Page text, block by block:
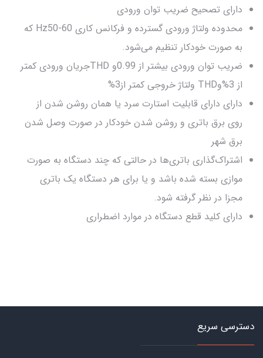
دارای تصحیح ضریب توان ورودی
محدوده ولتاژ ورودی گسترده و فرکانس کاری Hz50-60 که
به صورت خودکار تنظیم می‌شود.
ضریب توان ورودی بیشتر از 0.99و THDجریان ورودی کمتر
از 3%وTHD ولتاژ خروجی کمتر از3%
دارای دارای قابلیت استارت سرد یا همان روشن شدن از
روی برق باتری و روشن شدن خودکار در صورت وصل شدن
برق شهر
اشتراک‌گذاری باتری‌ها در حالتی که چند دستگاه به صورت
موازی بسته شده باشد و یا برای هر دستگاه یک باتری
مجزا در نظر گرفته شود.
دارای کلید قطع دستگاه در موارد اضطراری
دسترسی سریع